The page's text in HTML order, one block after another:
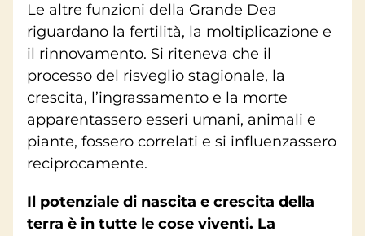
Le altre funzioni della Grande Dea
riguardano la fertilità, la moltiplicazione e
il rinnovamento. Si riteneva che il
processo del risveglio stagionale, la
crescita, l’ingrassamento e la morte
apparentassero esseri umani, animali e
piante, fossero correlati e si influenzassero
reciprocamente.
Il potenziale di nascita e crescita della
terra è in tutte le cose viventi. La